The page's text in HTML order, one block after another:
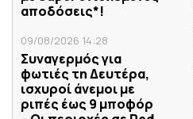
αποδόσεις*!
09/08/2026 14:28
Συναγερμός για
φωτιές τη Δευτέρα,
ισχυροί άνεμοι με
ριπές έως 9 μποφόρ